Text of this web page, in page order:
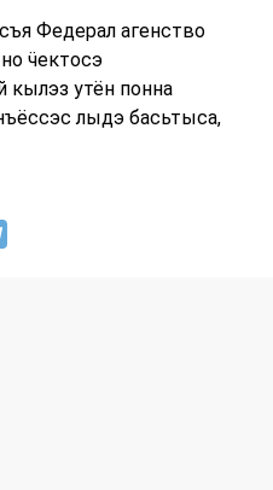
Федерал агенство
ӵектосэ
кылэз утён понна
лыдэ басьтыса,